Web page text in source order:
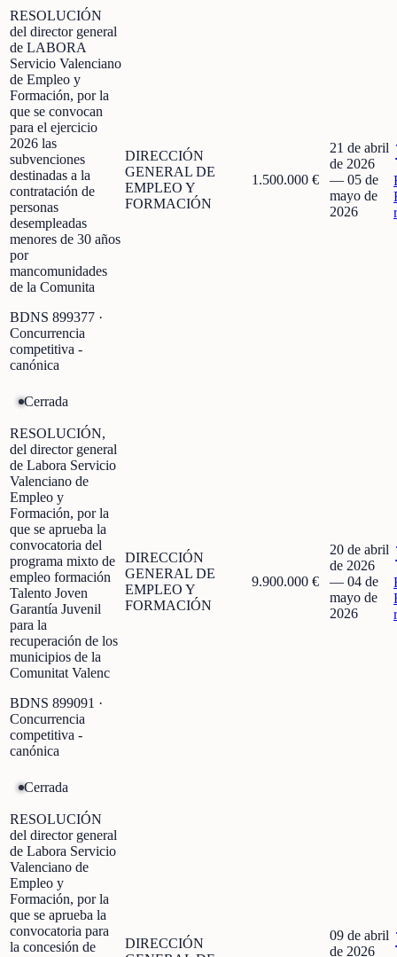
RESOLUCIÓN
del director general
de LABORA
Servicio Valenciano
de Empleo y
Formación, por la
que se convocan
para el ejercicio
2026 las
subvenciones
destinadas a la
contratación de
personas
desempleadas
menores de 30 años
por
mancomunidades
de la Comunita
BDNS 899377 ·
Concurrencia
competitiva -
canónica
DIRECCIÓN
GENERAL DE
EMPLEO Y
FORMACIÓN
1.500.000 €
21 de abril
de 2026
— 05 de
mayo de
2026
Cerrada
RESOLUCIÓN,
del director general
de Labora Servicio
Valenciano de
Empleo y
Formación, por la
que se aprueba la
convocatoria del
programa mixto de
empleo formación
Talento Joven
Garantía Juvenil
para la
recuperación de los
municipios de la
Comunitat Valenc
BDNS 899091 ·
Concurrencia
competitiva -
canónica
DIRECCIÓN
GENERAL DE
EMPLEO Y
FORMACIÓN
9.900.000 €
20 de abril
de 2026
— 04 de
mayo de
2026
Cerrada
RESOLUCIÓN
del director general
de Labora Servicio
Valenciano de
Empleo y
Formación, por la
que se aprueba la
convocatoria para
la concesión de
DIRECCIÓN
09 de abril
de 2026